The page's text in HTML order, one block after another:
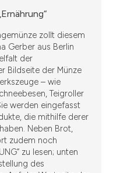
zollt diesem
Gerber aus Berlin
der
Bildseite der Münze
– wie
Teigroller
werden eingefasst
die mithilfe derer
Neben Brot,
zudem noch
zu lesen; unten
des